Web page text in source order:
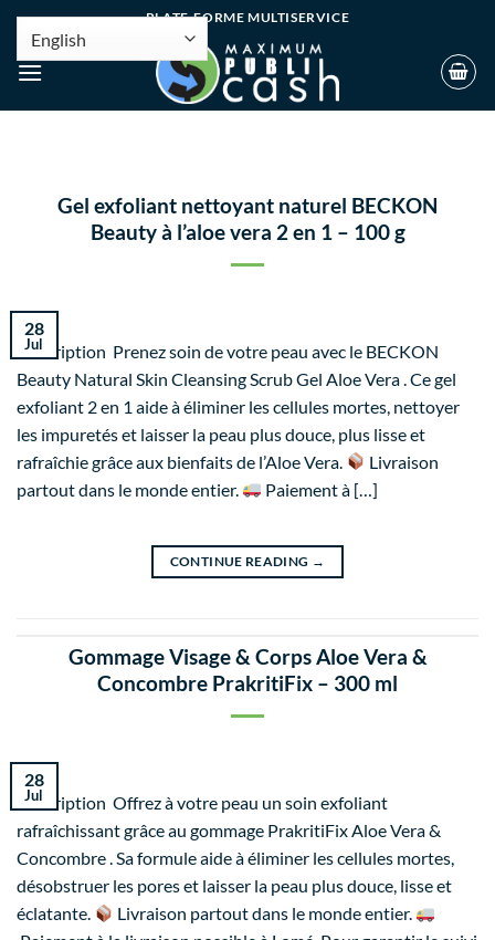
PLATE-FORME MULTISERVICE
Gel exfoliant nettoyant naturel BECKON
Beauty à l’aloe vera 2 en 1 – 100 g
28
Jul
Description Prenez soin de votre peau avec le BECKON
Beauty Natural Skin Cleansing Scrub Gel Aloe Vera . Ce gel
exfoliant 2 en 1 aide à éliminer les cellules mortes, nettoyer
les impuretés et laisser la peau plus douce, plus lisse et
rafraîchie grâce aux bienfaits de l’Aloe Vera.
Livraison
partout dans le monde entier.
Paiement à […]
CONTINUE READING →
Gommage Visage & Corps Aloe Vera &
Concombre PrakritiFix – 300 ml
28
Jul
Description Offrez à votre peau un soin exfoliant
rafraîchissant grâce au gommage PrakritiFix Aloe Vera &
Concombre . Sa formule aide à éliminer les cellules mortes,
désobstruer les pores et laisser la peau plus douce, lisse et
éclatante.
Livraison partout dans le monde entier.